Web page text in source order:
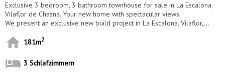
Exclusive 3 bedroom, 3 bathroom townhouse for sale in La Escalona,
Vilaflor de Chasna. Your new home with spectacular views.
We present an exclusive new build project in La Escalona, Vilaflor,...
181m2
3 Schlafzimmern